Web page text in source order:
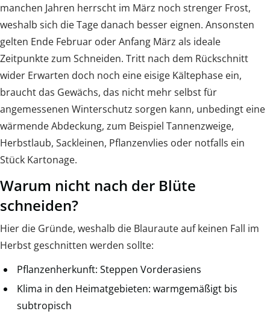
manchen Jahren herrscht im März noch strenger Frost,
weshalb sich die Tage danach besser eignen. Ansonsten
gelten Ende Februar oder Anfang März als ideale
Zeitpunkte zum Schneiden. Tritt nach dem Rückschnitt
wider Erwarten doch noch eine eisige Kältephase ein,
braucht das Gewächs, das nicht mehr selbst für
angemessenen Winterschutz sorgen kann, unbedingt eine
wärmende Abdeckung, zum Beispiel Tannenzweige,
Herbstlaub, Sackleinen, Pflanzenvlies oder notfalls ein
Stück Kartonage.
Warum nicht nach der Blüte
schneiden?
Hier die Gründe, weshalb die Blauraute auf keinen Fall im
Herbst geschnitten werden sollte:
Pflanzenherkunft: Steppen Vorderasiens
Klima in den Heimatgebieten: warmgemäßigt bis
subtropisch